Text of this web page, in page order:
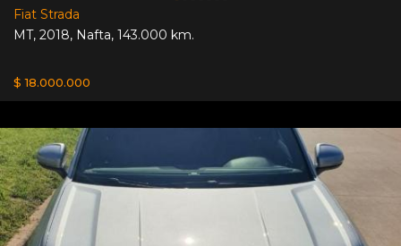
Fiat Strada
MT, 2018, Nafta, 143.000 km.
$ 18.000.000